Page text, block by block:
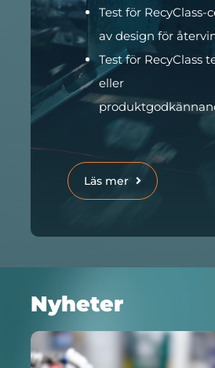
Test för RecyClass-
av design för
Test för RecyClass
eller
Läs mer
Nyheter